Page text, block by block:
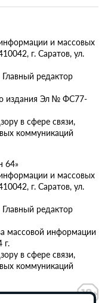
и массовых
г. Саратов, ул.
редактор
издания Эл № ФС77-
в сфере связи,
коммуникаций
64»
и массовых
г. Саратов, ул.
редактор
массовой информации
г.
в сфере связи,
коммуникаций
данных